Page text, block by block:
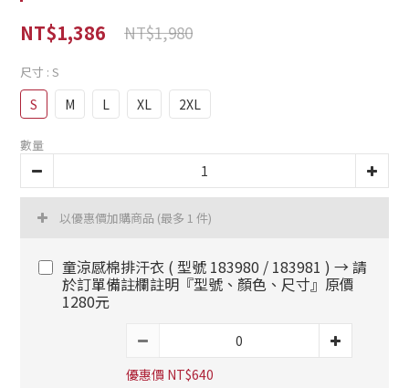
NT$1,386 NT$1,980
尺寸 : S
S M L XL 2XL
數量
以優惠價加購商品 (最多 1 件)
童涼感棉排汗衣 ( 型號 183980 / 183981 ) → 請
於訂單備註欄註明『型號、顏色、尺寸』原價
1280元
優惠價 NT$640